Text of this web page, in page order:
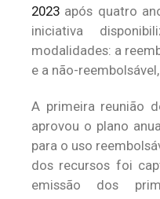
2023 após quatro
iniciativa
modalidades: a
e a não-
A primeira reunião
aprovou o plano
para o uso
dos recursos foi
emissão dos